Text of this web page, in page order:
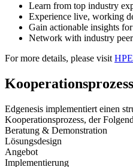
Learn from top industry
Experience live, working
Gain actionable insights
Network with industry
For more details, please visit
Kooperationsprozess
Edgenesis implementiert einen
Kooperationsprozess, der
Beratung & Demonstration
Lösungsdesign
Angebot
Implementierung